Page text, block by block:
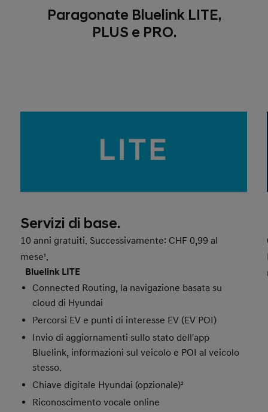
Paragonate Bluelink LITE,
PLUS e PRO.
Servizi di base.
10 anni gratuiti. Successivamente: CHF 0,99 al
mese¹.
Bluelink LITE
Connected Routing, la navigazione basata su
cloud di Hyundai
Percorsi EV e punti di interesse EV (EV POI)
Invio di aggiornamenti sullo stato dell'app
Bluelink, informazioni sul veicolo e POI al veicolo
stesso.
Chiave digitale Hyundai (opzionale)²
Riconoscimento vocale online